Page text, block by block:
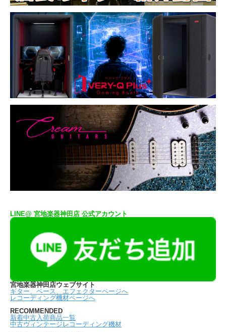
LINE@ 宮地楽器神田店 公式アカウント
宮地楽器神田店ウェブサイト
ギター、ベース、エフェクターページへ
レコーディング機材ページへ
RECOMMENDED
新着中古入荷商品一覧
中古ヴィンテージレコーディング機材